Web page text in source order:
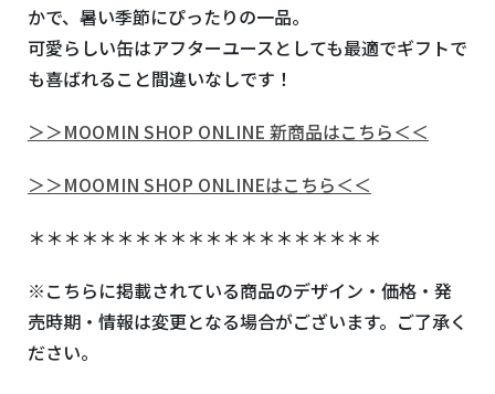
かで、暑い季節にぴったりの一品。
可愛らしい缶はアフターユースとしても最適でギフトで
も喜ばれること間違いなしです！
＞＞MOOMIN SHOP ONLINE 新商品はこちら＜＜
＞＞MOOMIN SHOP ONLINEはこちら＜＜
＊＊＊＊＊＊＊＊＊＊＊＊＊＊＊＊＊＊＊＊
※こちらに掲載されている商品のデザイン・価格・発
売時期・情報は変更となる場合がございます。ご了承く
ださい。